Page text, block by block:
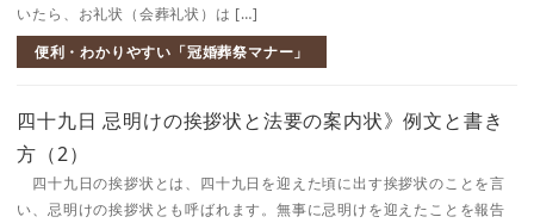
いたら、お礼状（会葬礼状）は […]
便利・わかりやすい「冠婚葬祭マナー」
四十九日 忌明けの挨拶状と法要の案内状》例文と書き
方（2）
四十九日の挨拶状とは、四十九日を迎えた頃に出す挨拶状のことを言
い、忌明けの挨拶状とも呼ばれます。無事に忌明けを迎えたことを報告